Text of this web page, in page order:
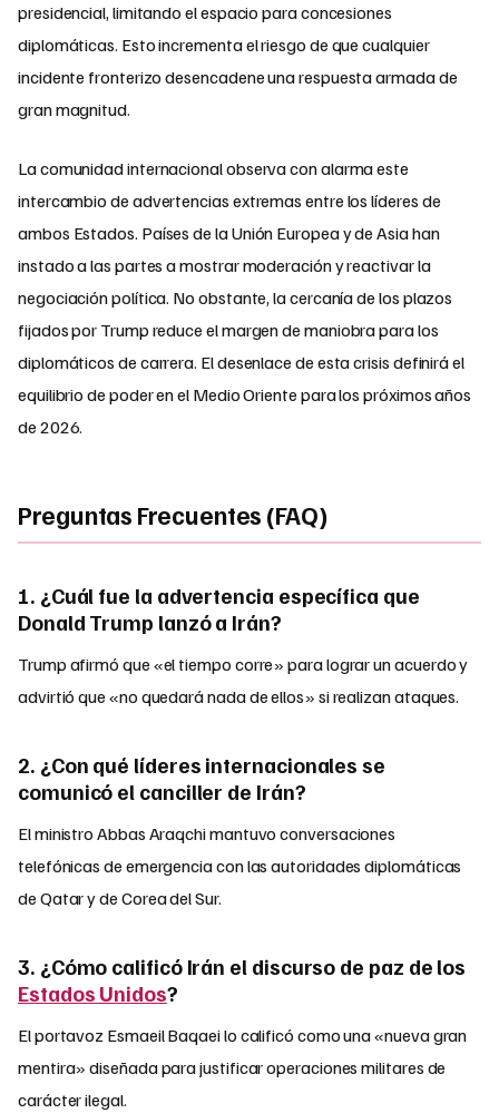
presidencial, limitando el espacio para concesiones
diplomáticas. Esto incrementa el riesgo de que cualquier
incidente fronterizo desencadene una respuesta armada de
gran magnitud.
La comunidad internacional observa con alarma este
intercambio de advertencias extremas entre los líderes de
ambos Estados. Países de la Unión Europea y de Asia han
instado a las partes a mostrar moderación y reactivar la
negociación política. No obstante, la cercanía de los plazos
fijados por Trump reduce el margen de maniobra para los
diplomáticos de carrera. El desenlace de esta crisis definirá el
equilibrio de poder en el Medio Oriente para los próximos años
de 2026.
Preguntas Frecuentes (FAQ)
1. ¿Cuál fue la advertencia específica que
Donald Trump lanzó a Irán?
Trump afirmó que «el tiempo corre» para lograr un acuerdo y
advirtió que «no quedará nada de ellos» si realizan ataques.
2. ¿Con qué líderes internacionales se
comunicó el canciller de Irán?
El ministro Abbas Araqchi mantuvo conversaciones
telefónicas de emergencia con las autoridades diplomáticas
de Qatar y de Corea del Sur.
3. ¿Cómo calificó Irán el discurso de paz de los
Estados Unidos?
El portavoz Esmaeil Baqaei lo calificó como una «nueva gran
mentira» diseñada para justificar operaciones militares de
carácter ilegal.